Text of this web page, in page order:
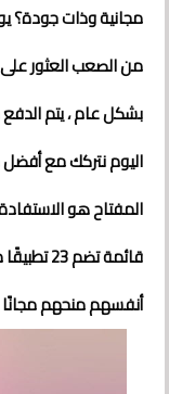
مجانية وذات جودة؟
من الصعب العثور
بشكل عام ، يتم الدفع
اليوم نتركك مع أفضل
المفتاح هو
قائمة
أنفسهم منحهم